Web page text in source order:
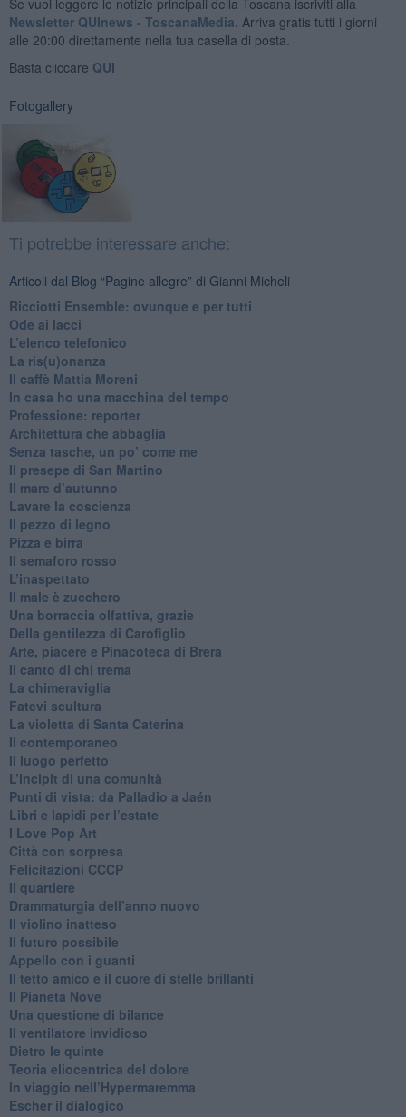
Newsletter QUInews - ToscanaMedia. Arriva gratis tutti i giorni
alle 20:00 direttamente nella tua casella di posta.
Basta cliccare QUI
Fotogallery
Ti potrebbe interessare anche:
Articoli dal Blog “Pagine allegre” di Gianni Micheli
​Ricciotti Ensemble: ovunque e per tutti
Ode ai lacci
​L’elenco telefonico
​La ris(u)onanza
​Il caffè Mattia Moreni
​In casa ho una macchina del tempo
Professione: reporter
Architettura che abbaglia
​Senza tasche, un po’ come me
​Il presepe di San Martino
​Il mare d’autunno
​Lavare la coscienza
​Il pezzo di legno
​Pizza e birra
​Il semaforo rosso
​L’inaspettato
​Il male è zucchero
​Una borraccia olfattiva, grazie
​Della gentilezza di Carofiglio
Arte, piacere e Pinacoteca di Brera
​Il canto di chi trema
La chimeraviglia
​Fatevi scultura
​La violetta di Santa Caterina
​Il contemporaneo
​Il luogo perfetto
​L’incipit di una comunità
Punti di vista: da Palladio a Jaén
​Libri e lapidi per l’estate
​I Love Pop Art
Città con sorpresa
Felicitazioni CCCP
​Il quartiere
​Drammaturgia dell’anno nuovo
​Il violino inatteso
​Il futuro possibile
​Appello con i guanti
​Il tetto amico e il cuore di stelle brillanti
​Il Pianeta Nove
​Una questione di bilance
​Il ventilatore invidioso
​Dietro le quinte
​Teoria eliocentrica del dolore
In viaggio nell’Hypermaremma
​Escher il dialogico